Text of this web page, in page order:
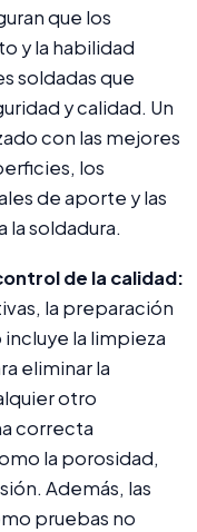
que los
y la habilidad
soldadas que
y calidad. Un
con las mejores
los
de aporte y las
soldadura.
de la calidad:
la preparación
la limpieza
eliminar la
otro
correcta
la porosidad,
Además, las
pruebas no